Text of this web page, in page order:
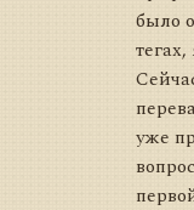
было
уже